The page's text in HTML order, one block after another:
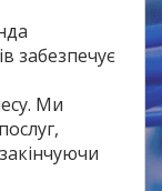
забезпечує
Ми